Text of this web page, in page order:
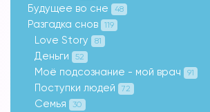
Будущее во сне 48
Разгадка снов 119
Love Story 81
Деньги 52
Моё подсознание - мой врач 91
Поступки людей 72
Семья 30